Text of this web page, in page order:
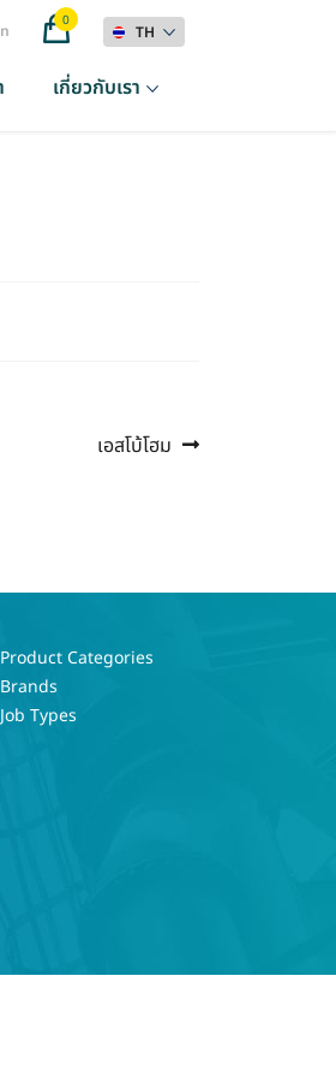
0
TH
เกี่ยวกับเรา
Next
เอสโบ้โฮม
Product Categories
Brands
Job Types